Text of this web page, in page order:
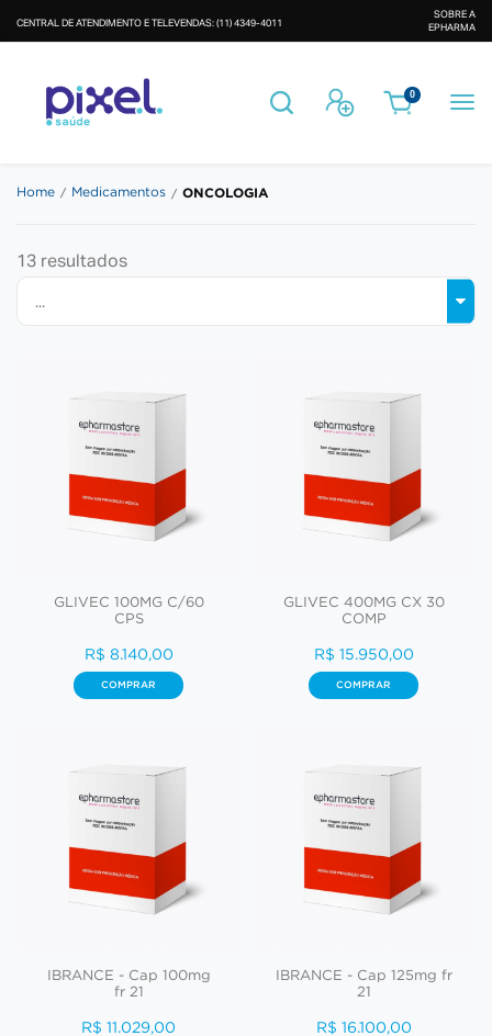
CENTRAL DE ATENDIMENTO E TELEVENDAS: (11) 4349-4011
SOBRE A
EPHARMA
Busca Entrar 0
Home Medicamentos ONCOLOGIA
13 resultados
GLIVEC 100MG C/60
CPS
R$ 8.140,00
COMPRAR
GLIVEC 400MG CX 30
COMP
R$ 15.950,00
COMPRAR
IBRANCE - Cap 100mg
fr 21
R$ 11.029,00
IBRANCE - Cap 125mg fr
21
R$ 16.100,00